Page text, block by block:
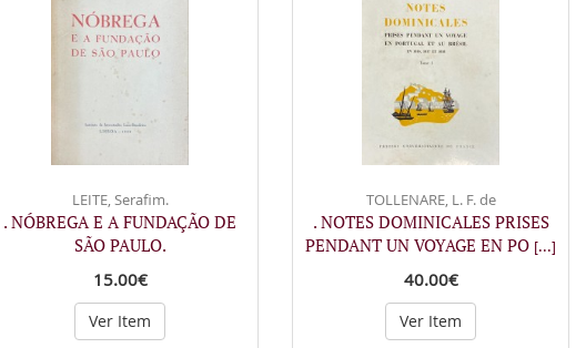
LEITE, Serafim.
. NÓBREGA E A FUNDAÇÃO DE
SÃO PAULO.
15.00€
Ver Item
TOLLENARE, L. F. de
. NOTES DOMINICALES PRISES
PENDANT UN VOYAGE EN PO [...]
40.00€
Ver Item